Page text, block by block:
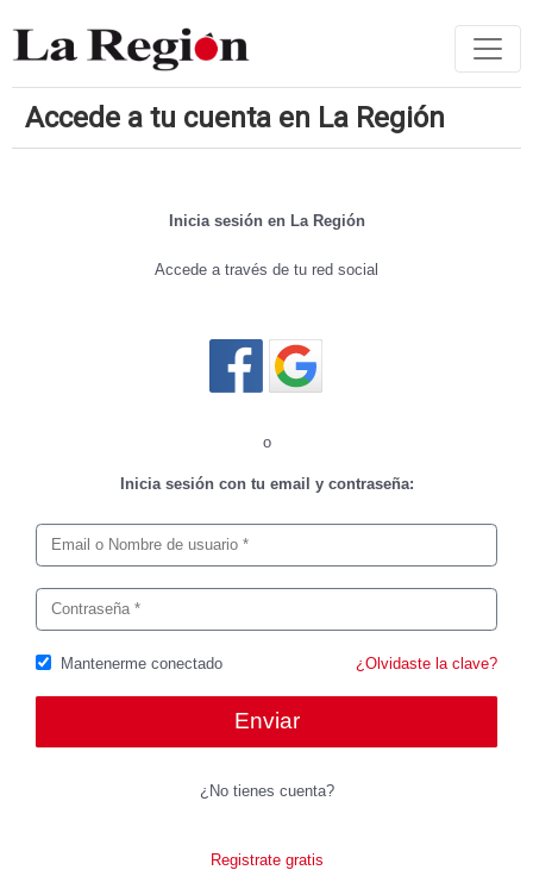
Accede a tu cuenta en La Región
Inicia sesión en La Región
Accede a través de tu red social
Cerrar sesión
o
Inicia sesión con tu email y contraseña:
¿Olvidaste la clave?
Mantenerme conectado
¿No tienes cuenta?
Registrate gratis